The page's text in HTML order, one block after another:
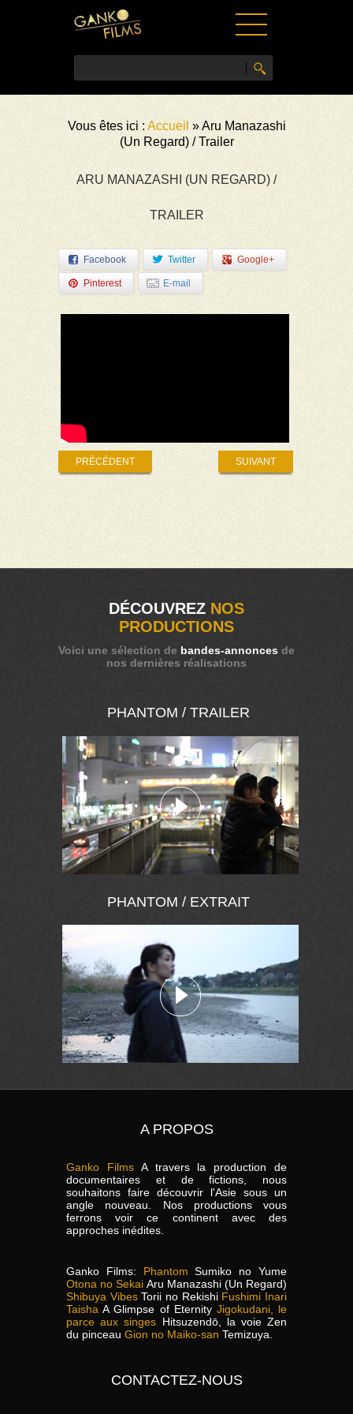
FILMS
NEWS
VIDÉOS
CONTACT
Vous êtes ici : Accueil »Aru Manazashi
(Un Regard) / Trailer
ARU MANAZASHI (UN REGARD) /
TRAILER
Facebook Twitter Google+
Pinterest E-mail
PRÉCÉDENT SUIVANT
DÉCOUVREZ NOS
PRODUCTIONS
Voici une sélection de bandes-annonces de
nos dernières réalisations
PHANTOM / TRAILER
PHANTOM / EXTRAIT
A PROPOS
Ganko Films A travers la production de
documentaires et de fictions, nous
souhaitons faire découvrir l'Asie sous un
angle nouveau. Nos productions vous
ferrons voir ce continent avec des
approches inédites.
Ganko Films: PhantomSumiko no Yume
Otona no Sekai Aru Manazashi (Un Regard)
Shibuya VibesTorii no Rekishi Fushimi Inari
TaishaA Glimpse of Eternity Jigokudani, le
parce aux singes Hitsuzendō, la voie Zen
du pinceau Gion no Maiko-san Temizuya.
CONTACTEZ-NOUS